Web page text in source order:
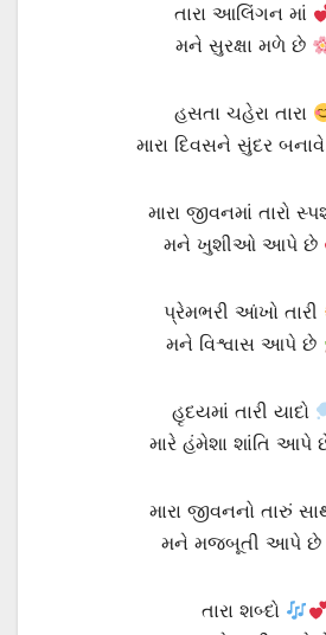
તારા આલિંગન માં
મને સુરક્ષા મળે છે
હસતા ચહેરા તારા
મારા દિવસને સુંદર
મારા જીવનમાં તારો
મને ખુશીઓ આપે છે
પ્રેમભરી આંખો તારી
મને વિશ્વાસ આપે છે
હૃદયમાં તારી યાદો
મારે હંમેશા શાંતિ આપે
મારા જીવનનો તારું
મને મજબૂતી આપે છે
તારા શબ્દો